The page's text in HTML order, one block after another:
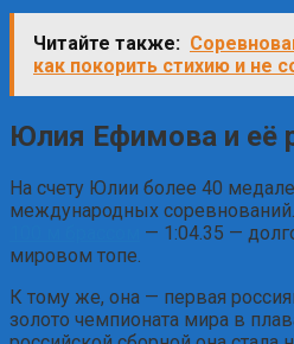
Читайте также:
как покорить стихию и не
Юлия Ефимова и её
На счету Юлии более 40
международных
— 1:04.35 —
мировом топе.
К тому же, она — первая
золото чемпионата мира в